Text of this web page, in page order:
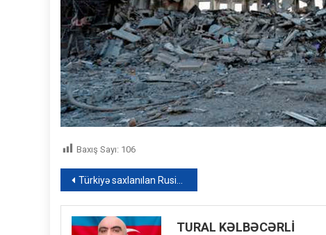
Baxış Sayı: 106
Yazı
naviqasiyası
Türkiyə saxlanılan Rusiya gəmisindəki taxılın mənşəyi ilə bağlı araşdırmaya başlayıb
TURAL KƏLBƏCƏRLİ